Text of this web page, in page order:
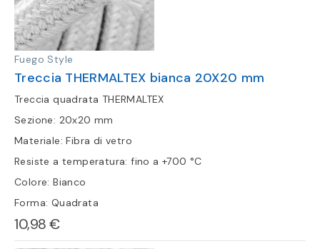
Fuego Style
Treccia THERMALTEX bianca 20X20 mm
Treccia quadrata THERMALTEX
Sezione: 20x20 mm
Materiale: Fibra di vetro
Resiste a temperatura: fino a +700 °C
Colore: Bianco
Forma: Quadrata
10,98 €